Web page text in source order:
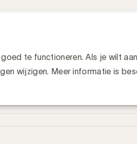
te functioneren. Als je wilt
wijzigen. Meer informatie is
respectvolle